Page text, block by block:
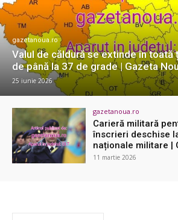
gazetanoua.ro
Valul de căldură se extinde în toată
de până la 37 de grade | Gazeta
25 iunie 2026
gazetanoua.ro
Carieră militară
înscrieri deschise
naționale militare |
11 martie 2026